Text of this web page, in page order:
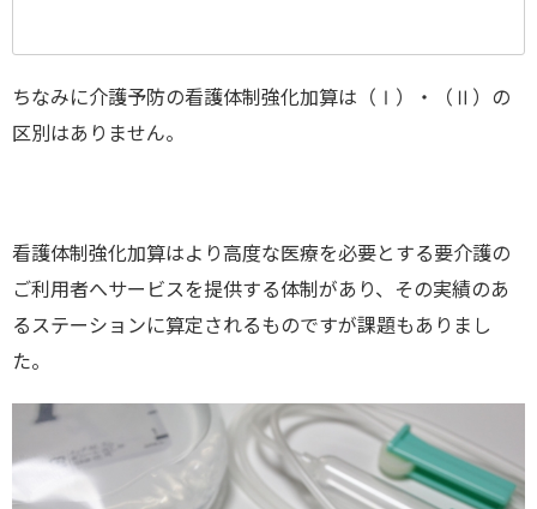
ちなみに介護予防の看護体制強化加算は（Ⅰ）・（Ⅱ）の
区別はありません。
看護体制強化加算はより高度な医療を必要とする要介護の
ご利用者へサービスを提供する体制があり、その実績のあ
るステーションに算定されるものですが課題もありまし
た。